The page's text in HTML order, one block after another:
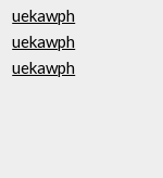
uekawph
uekawph
uekawph